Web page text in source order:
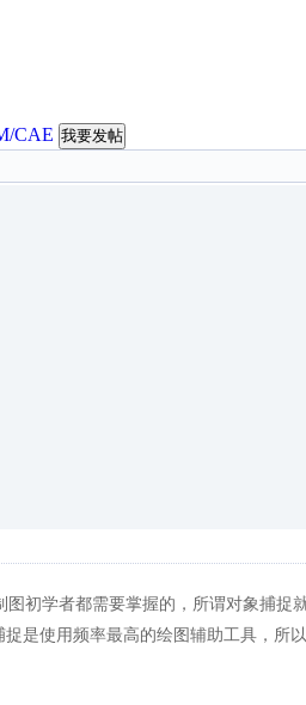
CAE 我要发帖
图初学者都需要掌握的，所谓对象捕捉
是使用频率最高的绘图辅助工具，所